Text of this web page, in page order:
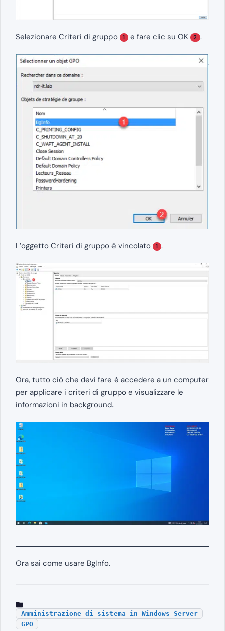
Selezionare Criteri di gruppo 1 e fare clic su OK 2 .
L’oggetto Criteri di gruppo è vincolato 1 .
Ora, tutto ciò che devi fare è accedere a un computer
per applicare i criteri di gruppo e visualizzare le
informazioni in background.
Ora sai come usare BgInfo.
Amministrazione di sistema in Windows Server
GPO